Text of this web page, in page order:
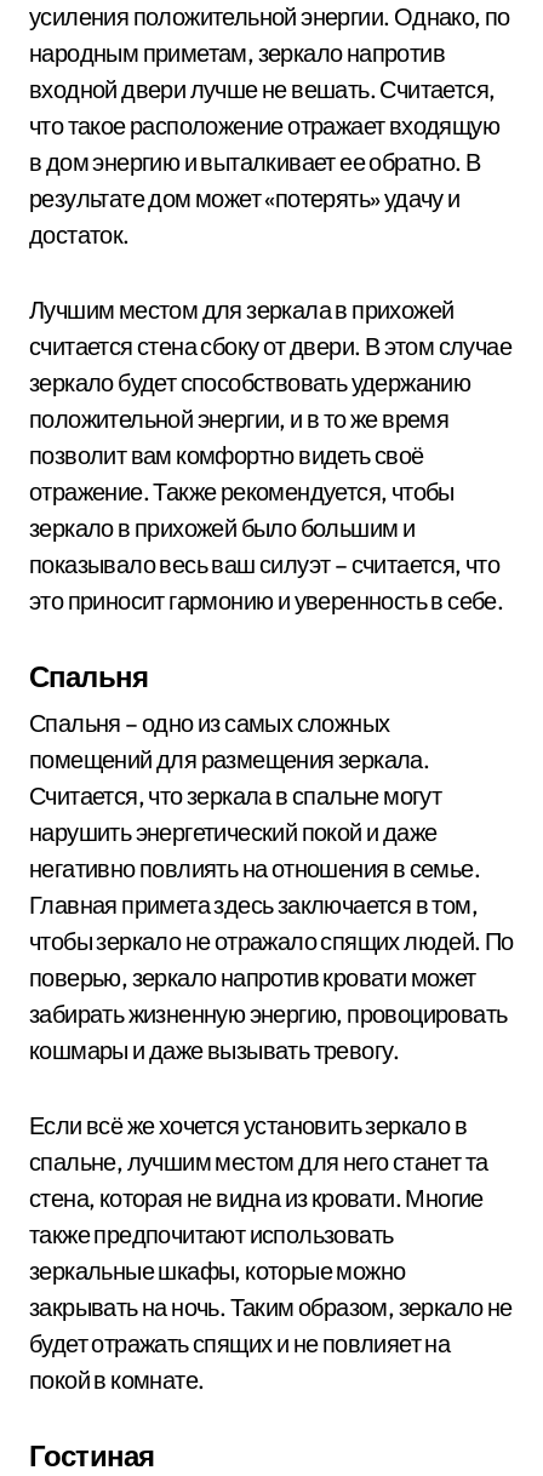
усиления положительной энергии. Однако, по
народным приметам, зеркало напротив
входной двери лучше не вешать. Считается,
что такое расположение отражает входящую
в дом энергию и выталкивает ее обратно. В
результате дом может «потерять» удачу и
достаток.
Лучшим местом для зеркала в прихожей
считается стена сбоку от двери. В этом случае
зеркало будет способствовать удержанию
положительной энергии, и в то же время
позволит вам комфортно видеть своё
отражение. Также рекомендуется, чтобы
зеркало в прихожей было большим и
показывало весь ваш силуэт – считается, что
это приносит гармонию и уверенность в себе.
Спальня
Спальня – одно из самых сложных
помещений для размещения зеркала.
Считается, что зеркала в спальне могут
нарушить энергетический покой и даже
негативно повлиять на отношения в семье.
Главная примета здесь заключается в том,
чтобы зеркало не отражало спящих людей. По
поверью, зеркало напротив кровати может
забирать жизненную энергию, провоцировать
кошмары и даже вызывать тревогу.
Если всё же хочется установить зеркало в
спальне, лучшим местом для него станет та
стена, которая не видна из кровати. Многие
также предпочитают использовать
зеркальные шкафы, которые можно
закрывать на ночь. Таким образом, зеркало не
будет отражать спящих и не повлияет на
покой в комнате.
Гостиная